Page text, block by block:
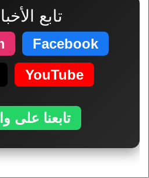
تابع
Facebook
YouTube
تابعنا على